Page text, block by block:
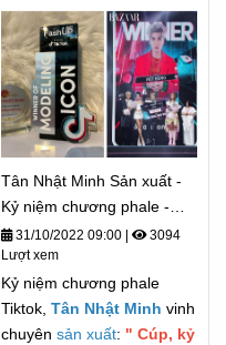
Tân Nhật Minh Sản xuất -
Kỷ niệm chương phale -
TIKTOK - Chương trình
FASHUP 2022
31/10/2022 09:00
3094
Lượt xem
Kỷ niệm chương phale
Tiktok, Tân Nhật Minh vinh
chuyên sản xuất: " Cúp, kỷ